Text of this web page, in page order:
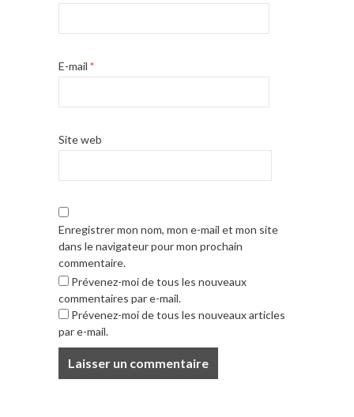
E-mail *
Site web
Enregistrer mon nom, mon e-mail et mon site
dans le navigateur pour mon prochain
commentaire.
Prévenez-moi de tous les nouveaux
commentaires par e-mail.
Prévenez-moi de tous les nouveaux articles
par e-mail.